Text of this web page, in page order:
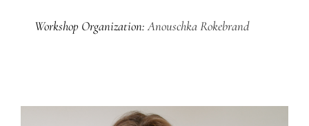
Workshop Organization:Anouschka Rokebrand